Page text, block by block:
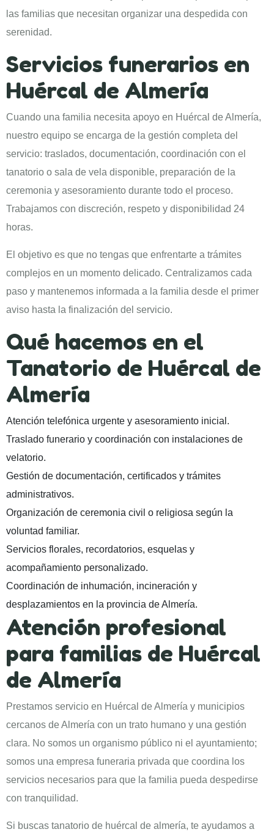
las familias que necesitan organizar una despedida con
serenidad.
Servicios funerarios en
Huércal de Almería
Cuando una familia necesita apoyo en Huércal de Almería,
nuestro equipo se encarga de la gestión completa del
servicio: traslados, documentación, coordinación con el
tanatorio o sala de vela disponible, preparación de la
ceremonia y asesoramiento durante todo el proceso.
Trabajamos con discreción, respeto y disponibilidad 24
horas.
El objetivo es que no tengas que enfrentarte a trámites
complejos en un momento delicado. Centralizamos cada
paso y mantenemos informada a la familia desde el primer
aviso hasta la finalización del servicio.
Qué hacemos en el
Tanatorio de Huércal de
Almería
Atención telefónica urgente y asesoramiento inicial.
Traslado funerario y coordinación con instalaciones de
velatorio.
Gestión de documentación, certificados y trámites
administrativos.
Organización de ceremonia civil o religiosa según la
voluntad familiar.
Servicios florales, recordatorios, esquelas y
acompañamiento personalizado.
Coordinación de inhumación, incineración y
desplazamientos en la provincia de Almería.
Atención profesional
para familias de Huércal
de Almería
Prestamos servicio en Huércal de Almería y municipios
cercanos de Almería con un trato humano y una gestión
clara. No somos un organismo público ni el ayuntamiento;
somos una empresa funeraria privada que coordina los
servicios necesarios para que la familia pueda despedirse
con tranquilidad.
Si buscas tanatorio de huércal de almería, te ayudamos a